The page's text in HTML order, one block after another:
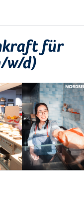
für
w/d)